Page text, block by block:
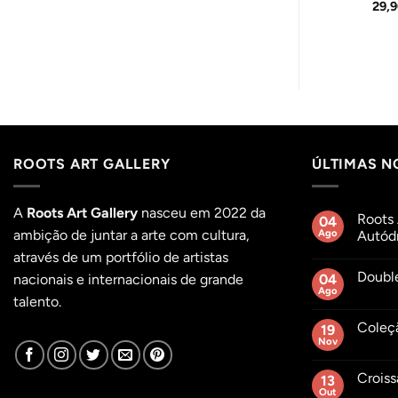
ROOTS ART GALLERY
A Roots Art Gallery nasceu em 2022 da
ambição de juntar a arte com cultura,
através de um portfólio de artistas
nacionais e internacionais de grande
talento.
ÚLTIMAS
04
Ago
Roots
em
Hybrid
Day
04
Ago
Double
19
Nov
Coleção
13
Out